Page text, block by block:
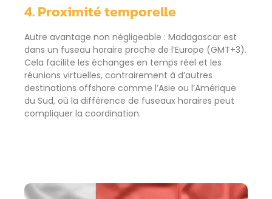
4. Proximité temporelle
Autre avantage non négligeable : Madagascar est
dans un fuseau horaire proche de l’Europe (GMT+3).
Cela facilite les échanges en temps réel et les
réunions virtuelles, contrairement à d’autres
destinations offshore comme l’Asie ou l’Amérique
du Sud, où la différence de fuseaux horaires peut
compliquer la coordination.